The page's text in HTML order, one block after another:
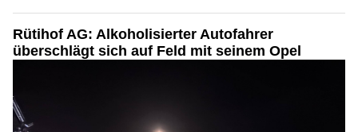
Rütihof AG: Alkoholisierter Autofahrer
überschlägt sich auf Feld mit seinem Opel